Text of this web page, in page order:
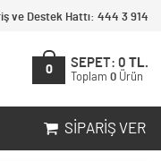
ve Destek Hattı: 444 3 914
0
SEPET: 0 TL.
Toplam 0 Ürün
SIPARIŞ VER